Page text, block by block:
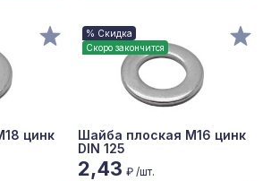
цинк
% Скидка
Скоро закончится
Шайба плоская М16 цинк
DIN 125
2,43 ₽ /шт.